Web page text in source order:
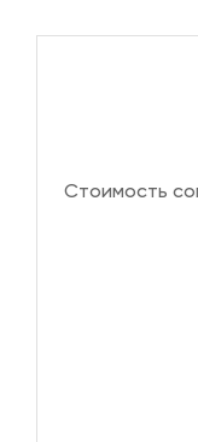
Стоимость